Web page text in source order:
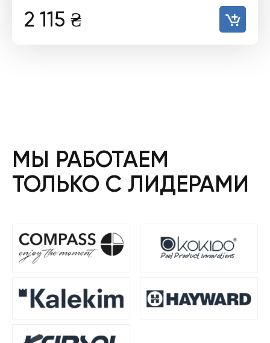
2 115 ₴
МЫ РАБОТАЕМ
ТОЛЬКО С ЛИДЕРАМИ